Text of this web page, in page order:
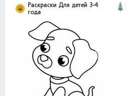
Раскраски Для детей 3-4
года